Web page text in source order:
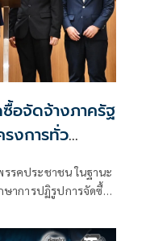
อจัดจ้างภาครัฐ
รงการทั่ว
หมื่นล้านบาท
รคประชาชน ในฐานะ
าการปฏิรูปการจัดซื้อ
นราษฎร แถลงความ